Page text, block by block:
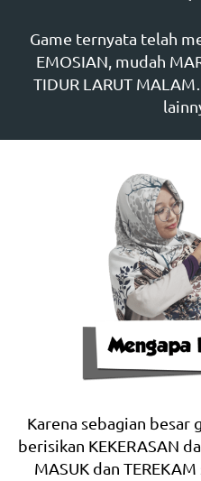
Game ternyata telah
EMOSIAN, mudah
TIDUR LARUT
Karena sebagian besar
berisikan KEKERASAN
MASUK dan